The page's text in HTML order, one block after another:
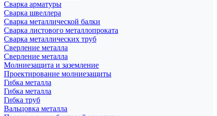
Сварка арматуры
Сварка швеллера
Сварка металлической балки
Сварка листового металлопроката
Сварка металлических труб
Сверление металла
Сверление металла
Молниезащита и заземление
Проектирование молниезащиты
Гибка металла
Гибка металла
Гибка труб
Вальцовка металла